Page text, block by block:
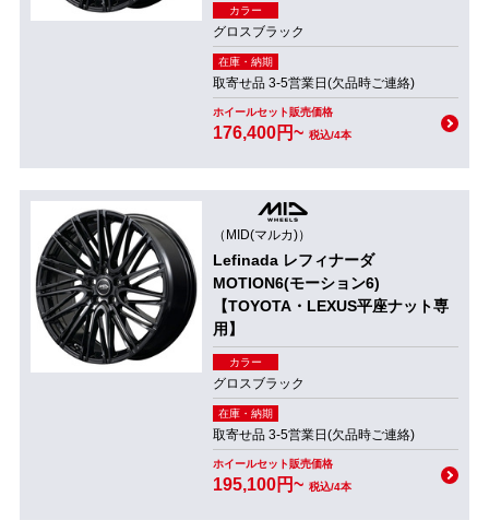
カラー
グロスブラック
在庫・納期
取寄せ品 3-5営業日(欠品時ご連絡)
ホイールセット販売価格
176,400円~ 税込/4本
（MID(マルカ)）
Lefinada レフィナーダ
MOTION6(モーション6)
【TOYOTA・LEXUS平座ナット専
用】
カラー
グロスブラック
在庫・納期
取寄せ品 3-5営業日(欠品時ご連絡)
ホイールセット販売価格
195,100円~ 税込/4本